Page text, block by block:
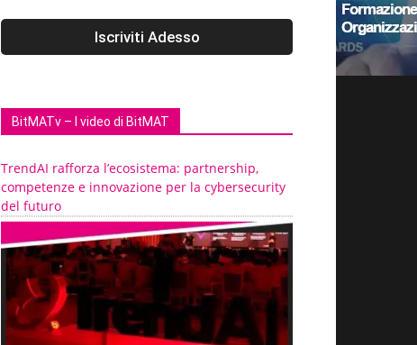
BitMATv – I video di BitMAT
TrendAI rafforza l’ecosistema: partnership,
competenze e innovazione per la cybersecurity
del futuro